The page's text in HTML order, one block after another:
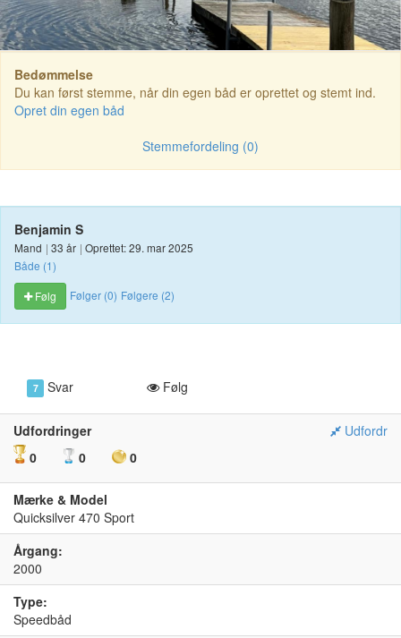
Bedømmelse
Du kan først stemme, når din egen båd er oprettet og stemt ind.
Opret din egen båd
Stemmefordeling (0)
Benjamin S
Mand | 33 år | Oprettet: 29. mar 2025
Både (1)
Følg
Følger (0) Følgere (2)
7 Svar Følg
Udfordringer
Udfordr
0
0 0
Mærke & Model
Quicksilver 470 Sport
Årgang:
2000
Type:
Speedbåd